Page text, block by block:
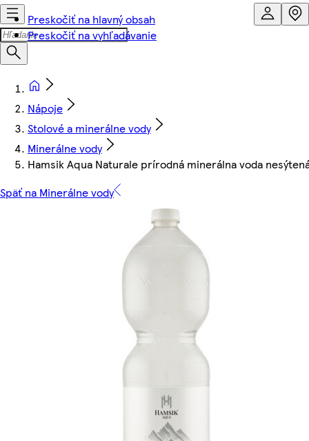
Preskočiť na hlavný obsah
Preskočiť na vyhľadávanie
Nápoje
Stolové a minerálne vody
Minerálne vody
Hamsik Aqua Naturale prírodná minerálna voda
Späť na Minerálne vody